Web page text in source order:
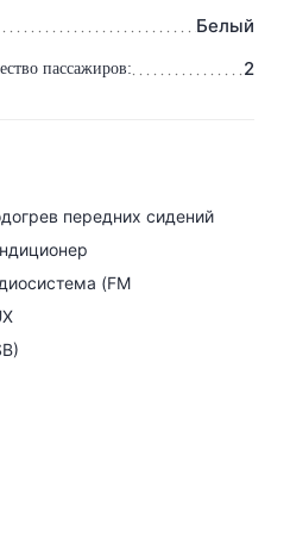
Белый
пассажиров: 2
передних сидений
(FM